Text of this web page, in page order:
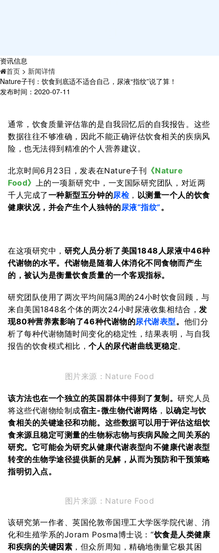
资讯信息
首页 > 新闻详情
Nature子刊：饮食到底适不适合自己，尿液“指纹”说了算！
发布时间：2020-07-11
通常，饮食质量评估靠的是自我回忆后的自我报告。这些
数据往往不够准确，因此不能正确评估饮食相关的疾病风
险，也无法得到精准的个人营养建议。
北京时间6月23日，发表在Nature子刊 《Nature
Food》 上的一项新研究中，一支国际研究团队，对近两
千人完成了一种新型五分钟的尿检， 以测量一个人的饮食
健康状况，并会产生个人独特的尿液“指纹”。
在这项研究中， 研究人员分析了美国1848人尿液中46种
代谢物的水平。代谢物是随着人体消化不同食物而产生
的 ，被认为是衡量饮食质量的一个客观指标。
研究团队使用了两次平均间隔3周的24小时饮食回顾，与
来自美国1848名个体的两次24小时尿液收集相结合，发
现80种营养素影响了46种代谢物的尿代谢表型。 他们分
析了每种代谢物随时间变化的稳定性，结果表明，与自我
报告的饮食模式相比，个人的尿代谢曲线更稳定。
图片来源：Nature Food
该方法也在一个独立的英国群体中得到了复制。研究人员
将这些代谢物绘制成宿主-微生物代谢网络， 以确定与饮
食相关的关键途径和功能。 这些数据可以用于评估这组饮
食来源且稳定可测量的生物标志物与疾病风险之间关系的
研究。 它可能会为研究从健康代谢表型向不健康代谢表型
转变的生物学途径提供新的见解，从而为预防和干预策略
指明切入点。
图片来源：Nature Food
该研究第一作者、英国伦敦帝国理工大学医学院代谢、消
化和生殖学系的Joram Posma博士说：“饮食是人类健康
和疾病的关键因素 ，但众所周知，精确地衡量它极其困